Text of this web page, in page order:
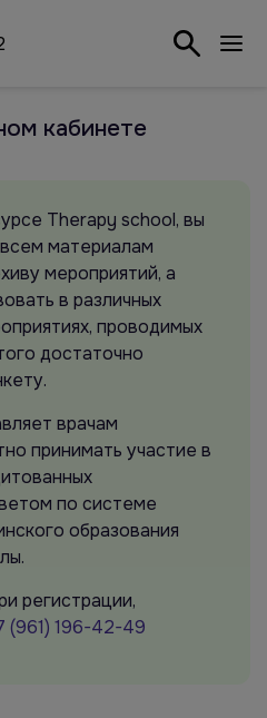
кабинете
Therapy school, вы
материалам
мероприятий, а
в различных
проводимых
достаточно
врачам
принимать участие в
по системе
образования
регистрации,
(961) 196-42-49